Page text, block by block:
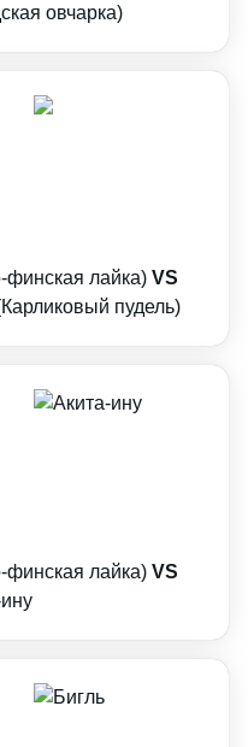
овчарка)
лайка) VS
пудель)
лайка) VS